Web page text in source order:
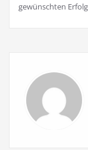
gewünschten